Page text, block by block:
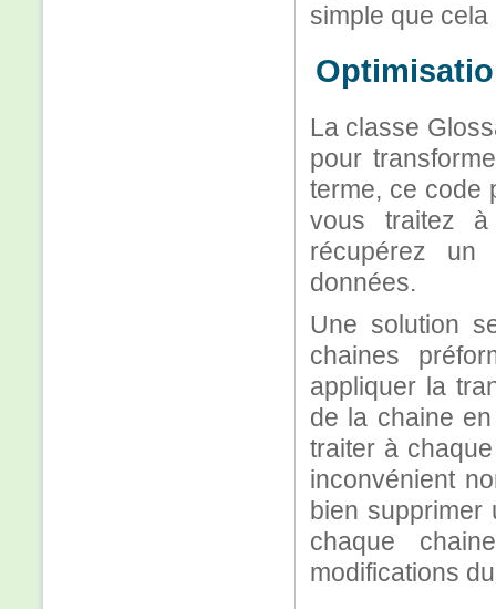
simple que cela
La classe
pour
terme, ce code
vous traitez
récupérez
données.
Une solution
chaines
appliquer la
de la chaine
traiter à
inconvénient
bien supprimer
chaque
modifications